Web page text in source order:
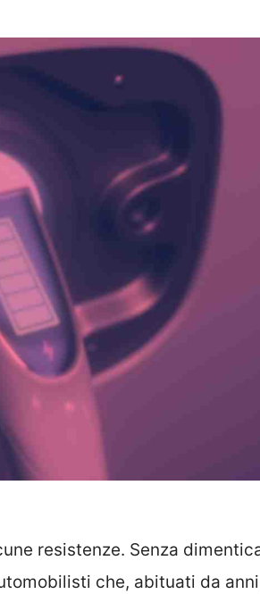
resistenze. Senza
che, abituati da